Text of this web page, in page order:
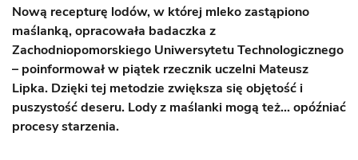
Nową recepturę lodów, w której mleko zastąpiono
maślanką, opracowała badaczka z
Zachodniopomorskiego Uniwersytetu Technologicznego
– poinformował w piątek rzecznik uczelni Mateusz
Lipka. Dzięki tej metodzie zwiększa się objętość i
puszystość deseru. Lody z maślanki mogą też... opóźniać
procesy starzenia.